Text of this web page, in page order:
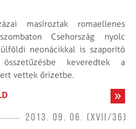
masíroztak romaellenes
Csehország nyolc
neonácikkal is szaporító
keveredtek a
vettek őrizetbe.
2013. 09. 06. (XVII/36)